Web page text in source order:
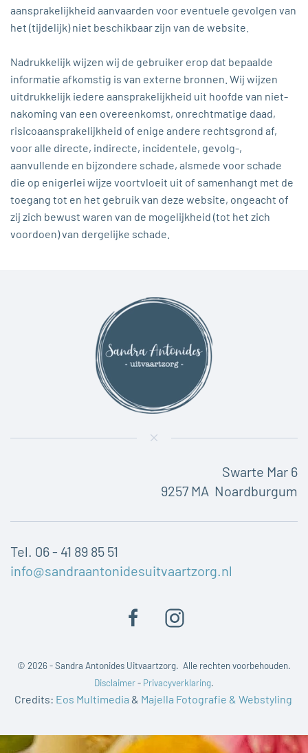
aansprakelijkheid aanvaarden voor eventuele gevolgen van
het (tijdelijk) niet beschikbaar zijn van de website.
Nadrukkelijk wijzen wij de gebruiker erop dat bepaalde
informatie afkomstig is van externe bronnen. Wij wijzen
uitdrukkelijk iedere aansprakelijkheid uit hoofde van niet-
nakoming van een overeenkomst, onrechtmatige daad,
risicoaansprakelijkheid of enige andere rechtsgrond af,
voor alle directe, indirecte, incidentele, gevolg-,
aanvullende en bijzondere schade, alsmede voor schade
die op enigerlei wijze voortvloeit uit of samenhangt met de
toegang tot en het gebruik van deze website, ongeacht of
zij zich bewust waren van de mogelijkheid (tot het zich
voordoen) van dergelijke schade.
Swarte Mar 6
9257 MA Noardburgum
Tel. 06 - 41 89 85 51
info@sandraantonidesuitvaartzorg.nl
© 2026 - Sandra Antonides Uitvaartzorg. Alle rechten voorbehouden.
Disclaimer- Privacyverklaring.
Credits: Eos Multimedia & Majella Fotografie & Webstyling